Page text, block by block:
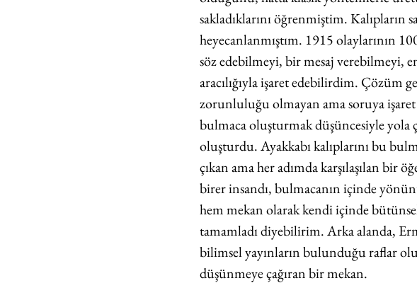
sakladıklarını öğrenmiştim.
heyecanlanmıştım. 1915 olaylarının
söz edebilmeyi, bir mesaj verebilmeyi,
aracılığıyla işaret edebilirdim. Çözüm
zorunluluğu olmayan ama soruya
bulmaca oluşturmak düşüncesiyle yola
oluşturdu. Ayakkabı kalıplarını bu
çıkan ama her adımda karşılaşılan bir
birer insandı, bulmacanın içinde
hem mekan olarak kendi içinde
tamamladı diyebilirim. Arka alanda,
bilimsel yayınların bulunduğu raflar
düşünmeye çağıran bir mekan.